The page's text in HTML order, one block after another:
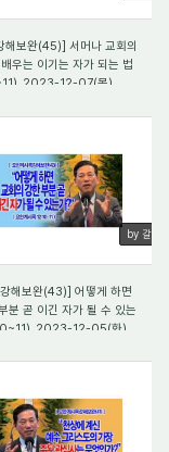
해보완(45)] 서머나 교회의
우는 이기는 자가 되는 법
12-07(목)
by 갈렙
해보완(43)] 어떻게 하면
분 곧 이긴 자가 될 수 있는
12-05(화)